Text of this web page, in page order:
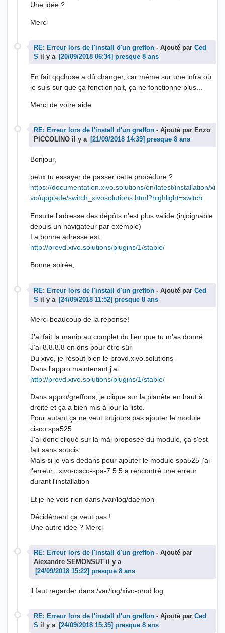
Une idée ?
Merci
RE: Erreur lors de l'install d'un greffon - Ajouté par Ced
S il y a presque 8 ans
En fait qqchose a dû changer, car même sur une infra où
je suis sur que ça fonctionnait, ça ne fonctionne plus...
Merci de votre aide
RE: Erreur lors de l'install d'un greffon - Ajouté par Enzo
PICCOLINO il y a
presque 8 ans
Bonjour,
peux tu essayer de passer cette procédure ?
https://documentation.xivo.solutions/en/latest/installation/xi
vo/upgrade/switch_xivosolutions.html?highlight=switch
Ensuite l'adresse des dépôts n'est plus valide (injoignable
depuis un navigateur par exemple)
La bonne adresse est :
http://provd.xivo.solutions/plugins/1/stable/
Bonne soirée,
RE: Erreur lors de l'install d'un greffon - Ajouté par Ced
S il y a presque 8 ans
Merci beaucoup de la réponse!
J'ai fait la manip au complet du lien que tu m'as donné.
J'ai 8.8.8.8 en dns pour être sûr
Du xivo, je résout bien le provd.xivo.solutions
Dans l'appro maintenant j'ai
http://provd.xivo.solutions/plugins/1/stable/
Dans appro/greffons, je clique sur la planète en haut à
droite et ça a bien mis à jour la liste.
Pour autant ça ne veut toujours pas ajouter le module
cisco spa525
J'ai donc cliqué sur la màj proposée du module, ça s'est
fait sans soucis
Mais si je vais dedans pour ajouter le module spa525 j'ai
l'erreur : xivo-cisco-spa-7.5.5 a rencontré une erreur
durant l'installation
Et je ne vois rien dans /var/log/daemon
Décidément ça veut pas !
Une autre idée ? Merci
RE: Erreur lors de l'install d'un greffon - Ajouté par
Alexandre SEMONSUT il y a
presque 8 ans
il faut regarder dans /var/log/xivo-prod.log
RE: Erreur lors de l'install d'un greffon - Ajouté par Ced
S il y a presque 8 ans